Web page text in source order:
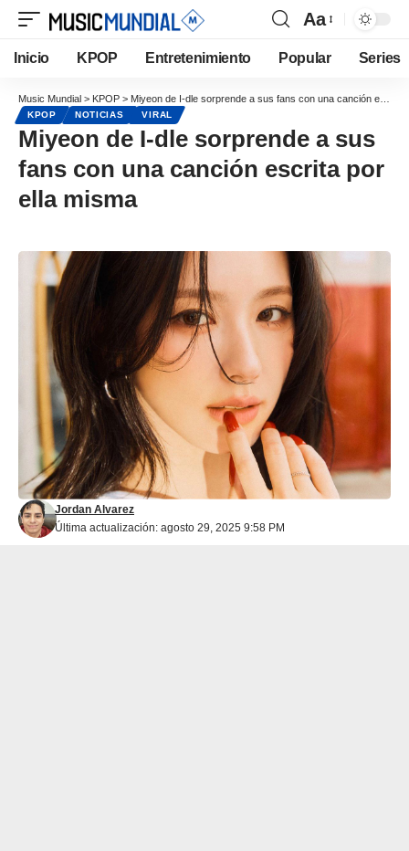
Aa
Inicio KPOP Entretenimiento Popular Series
Music Mundial > KPOP > Miyeon de I-dle sorprende a sus fans con una canción escrita por ella misma
KPOP NOTICIAS VIRAL
Miyeon de I-dle sorprende a sus
fans con una canción escrita por
ella misma
Última actualización: agosto 29, 2025 9:58 PM
Jordan Alvarez